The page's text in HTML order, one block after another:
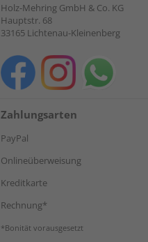
Holz-Mehring GmbH & Co. KG
Hauptstr. 68
33165 Lichtenau-Kleinenberg
Zahlungsarten
PayPal
Onlineüberweisung
Kreditkarte
Rechnung*
*Bonität vorausgesetzt